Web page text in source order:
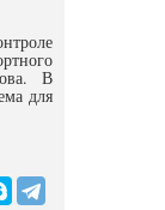
В
для